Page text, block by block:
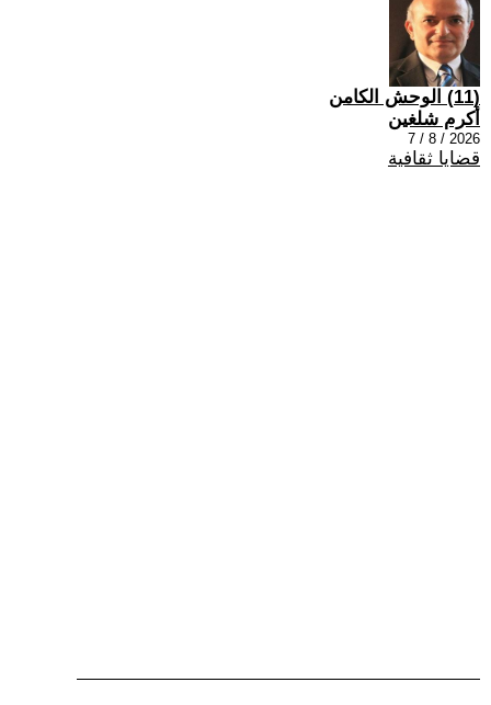
(11) الوحش الكامن
أكرم شلغين
2026 / 8 / 7
قضايا ثقافية